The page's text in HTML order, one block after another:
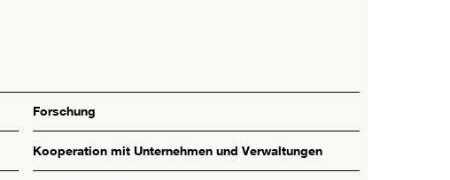
Forschung
Kooperation mit Unternehmen und Verwaltungen